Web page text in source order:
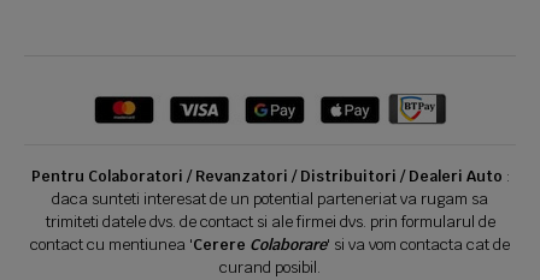
Pentru Colaboratori / Revanzatori / Distribuitori / Dealeri Auto :
daca sunteti interesat de un potential parteneriat va rugam sa
trimiteti datele dvs. de contact si ale firmei dvs. prin formularul de
contact cu mentiunea 'Cerere Colaborare' si va vom contacta cat de
curand posibil.